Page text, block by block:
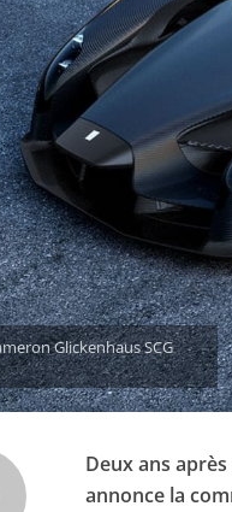
Glickenhaus SCG
Deux ans
annonce la